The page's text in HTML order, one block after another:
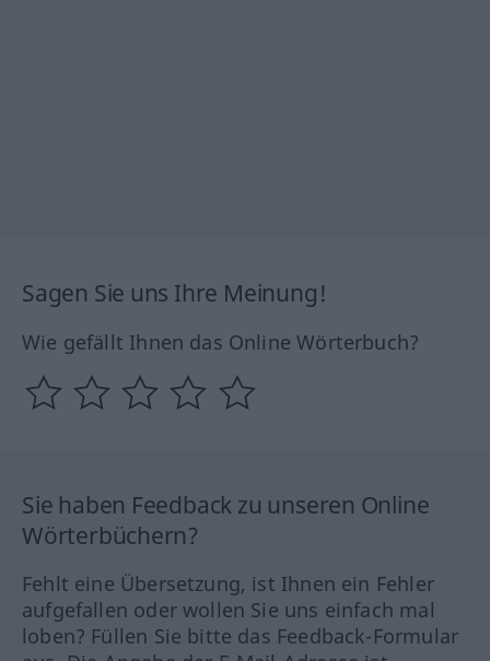
Sagen Sie uns Ihre Meinung!
Wie gefällt Ihnen das Online Wörterbuch?
Sie haben Feedback zu unseren Online
Wörterbüchern?
Fehlt eine Übersetzung, ist Ihnen ein Fehler
aufgefallen oder wollen Sie uns einfach mal
loben? Füllen Sie bitte das Feedback-Formular